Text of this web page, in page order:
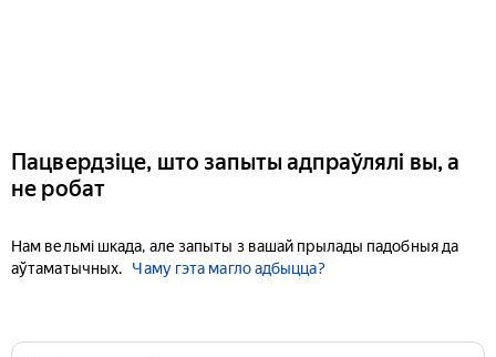
Пацвердзіце, што запыты адпраўлялі вы, а
не робат
Нам вельмі шкада, але запыты з вашай прылады падобныя да
аўтаматычных.
Чаму гэта магло адбыцца?